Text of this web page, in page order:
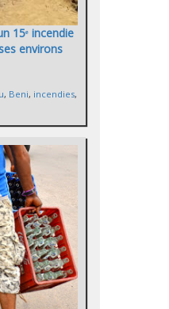
15ᵉ incendie
environs
, Beni, incendies,